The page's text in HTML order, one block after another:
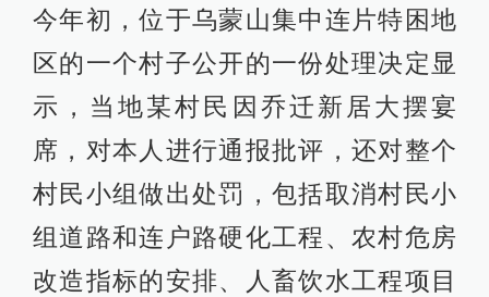
今年初，位于乌蒙山集中连片特困地
区的一个村子公开的一份处理决定显
示，当地某村民因乔迁新居大摆宴
席，对本人进行通报批评，还对整个
村民小组做出处罚，包括取消村民小
组道路和连户路硬化工程、农村危房
改造指标的安排、人畜饮水工程项目